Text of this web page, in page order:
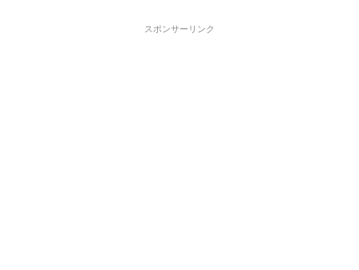
スポンサーリンク